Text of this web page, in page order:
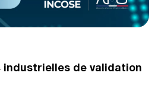
de validation